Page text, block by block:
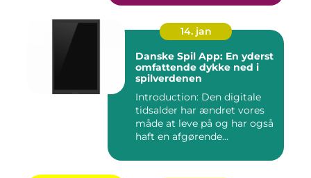
14. jan
Danske Spil App: En yderst
omfattende dykke ned i
spilverdenen
Introduction: Den digitale
tidsalder har ændret vores
måde at leve på og har også
haft en afgørende...